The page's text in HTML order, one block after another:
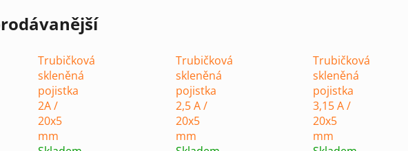
Trubičková
skleněná
pojistka
2A /
20x5
mm
Trubičková
skleněná
pojistka
2,5 A /
20x5
mm
Trubičková
skleněná
pojistka
3,15 A /
20x5
mm